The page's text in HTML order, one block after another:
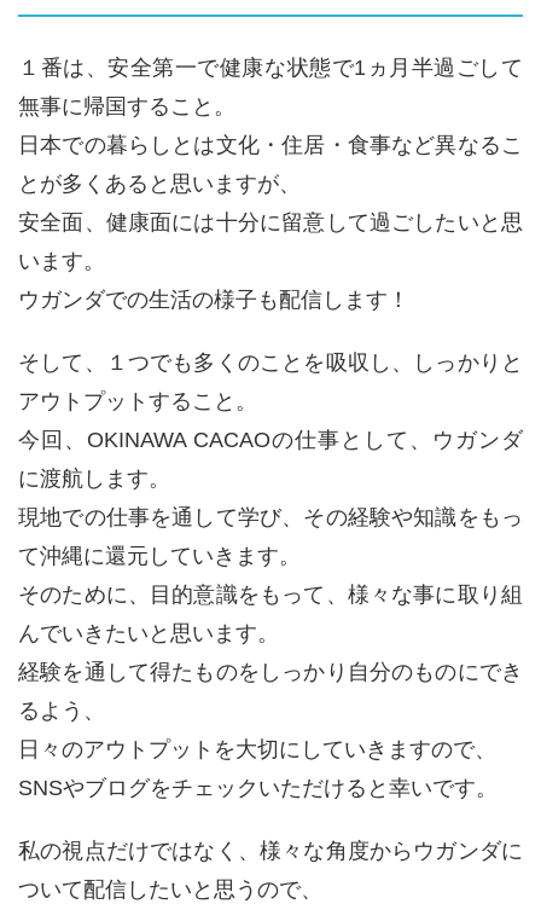
１番は、安全第一で健康な状態で1ヵ月半過ごして
無事に帰国すること。
日本での暮らしとは文化・住居・食事など異なるこ
とが多くあると思いますが、
安全面、健康面には十分に留意して過ごしたいと思
います。
ウガンダでの生活の様子も配信します！
そして、１つでも多くのことを吸収し、しっかりと
アウトプットすること。
今回、OKINAWA CACAOの仕事として、ウガンダ
に渡航します。
現地での仕事を通して学び、その経験や知識をもっ
て沖縄に還元していきます。
そのために、目的意識をもって、様々な事に取り組
んでいきたいと思います。
経験を通して得たものをしっかり自分のものにでき
るよう、
日々のアウトプットを大切にしていきますので、
SNSやブログをチェックいただけると幸いです。
私の視点だけではなく、様々な角度からウガンダに
ついて配信したいと思うので、